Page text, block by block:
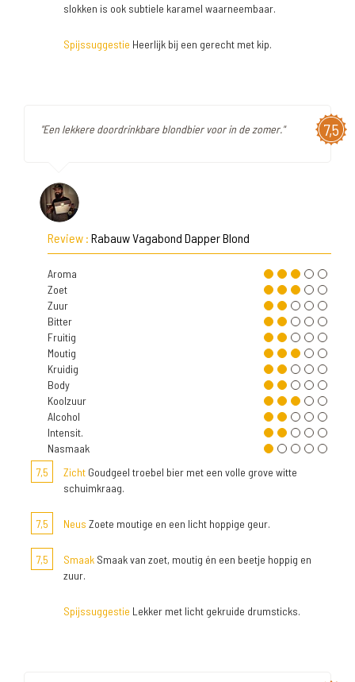
slokken is ook subtiele karamel waarneembaar.
Spijssuggestie Heerlijk bij een gerecht met kip.
7,5
"Een lekkere doordrinkbare blondbier voor in de zomer."
Review : Rabauw Vagabond Dapper Blond
Aroma
Zoet
Zuur
Bitter
Fruitig
Moutig
Kruidig
Body
Koolzuur
Alcohol
Intensit.
Nasmaak
7,5
Zicht Goudgeel troebel bier met een volle grove witte
schuimkraag.
7,5 Neus Zoete moutige en een licht hoppige geur.
7,5 Smaak Smaak van zoet, moutig én een beetje hoppig en
zuur.
Spijssuggestie Lekker met licht gekruide drumsticks.